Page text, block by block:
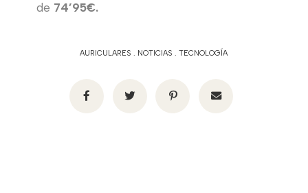
de 74’95€.
AURICULARES . NOTICIAS .TECNOLOGÍA